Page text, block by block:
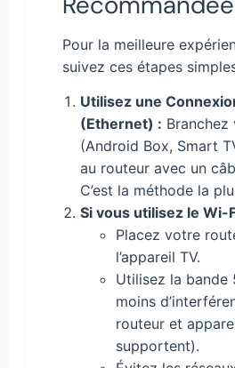
Pour la meilleure
suivez ces étapes
Utilisez une
(Ethernet) :
(Android Box, Smart
au routeur avec un
C’est la méthode la
Si vous utilisez le Wi-
Placez votre
l’appareil TV.
Utilisez la bande
moins
routeur et
supportent).